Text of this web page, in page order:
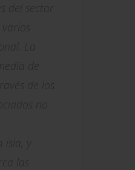
del sector
La
de
no
las